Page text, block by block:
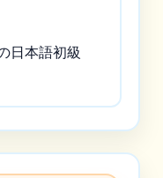
日本語初級